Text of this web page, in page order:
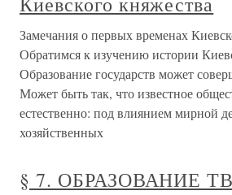
Замечания о первых временах
Обратимся к изучению истории
Образование государств может
Может быть так, что известное
естественно: под влиянием мирной
хозяйственных
§ 7. ОБРАЗОВАНИЕ